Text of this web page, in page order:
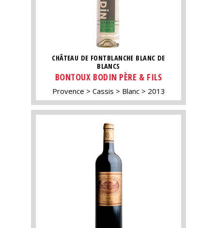
CHÂTEAU DE FONTBLANCHE BLANC DE
BLANCS
BONTOUX BODIN PÈRE & FILS
Provence Cassis Blanc 2013